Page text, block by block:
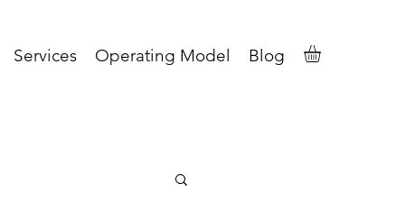
Services Operating Model Blog